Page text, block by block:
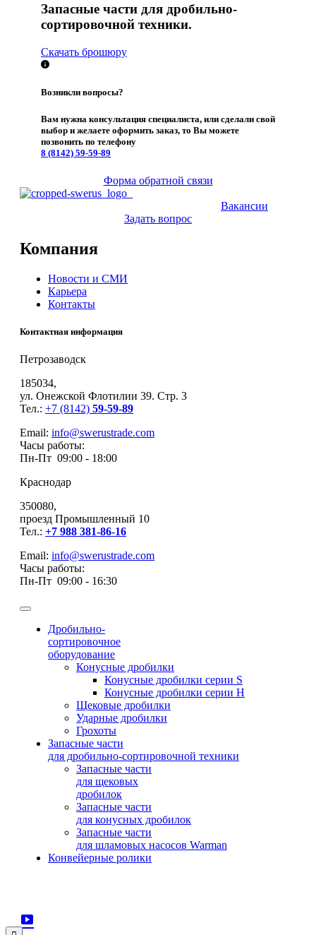
Запасные части для дробильно-
сортировочной техники.
Скачать брошюру
Возникли вопросы?
Вам нужна консультация специалиста, или сделали свой
выбор и желаете оформить заказ, то Вы можете
позвонить по телефону
8 (8142) 59-59-89
Форма обратной связи
Вакансии
Задать вопрос
Компания
Новости и СМИ
Карьера
Контакты
Контактная информация
Петрозаводск
185034,
ул. Онежской Флотилии 39. Стр. 3
Тел.: +7 (8142) 59-59-89
Email: info@swerustrade.com
Часы работы:
Пн-Пт 09:00 - 18:00
Краснодар
350080,
проезд Промышленный 10
Тел.: +7 988 381-86-16
Email: info@swerustrade.com
Часы работы:
Пн-Пт 09:00 - 16:30
Дробильно-
сортировочное
оборудование
Конусные дробилки
Конусные дробилки серии S
Конусные дробилки серии H
Щековые дробилки
Ударные дробилки
Грохоты
Запасные части
для дробильно-сортировочной техники
Запасные части
для щековых
дробилок
Запасные части
для конусных дробилок
Запасные части
для шламовых насосов Warman
Конвейерные ролики
Мы
вконтакте
Мы
на